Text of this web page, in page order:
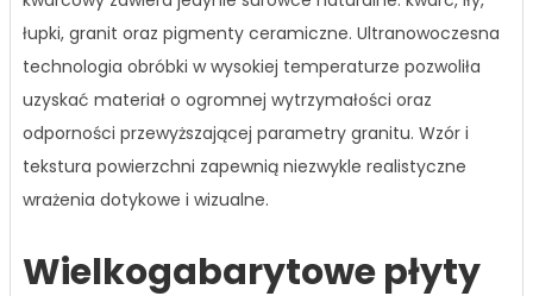
łupki, granit oraz pigmenty ceramiczne. Ultranowoczesna
technologia obróbki w wysokiej temperaturze pozwoliła
uzyskać materiał o ogromnej wytrzymałości oraz
odporności przewyższającej parametry granitu. Wzór i
tekstura powierzchni zapewnią niezwykle realistyczne
wrażenia dotykowe i wizualne.
Wielkogabarytowe płyty